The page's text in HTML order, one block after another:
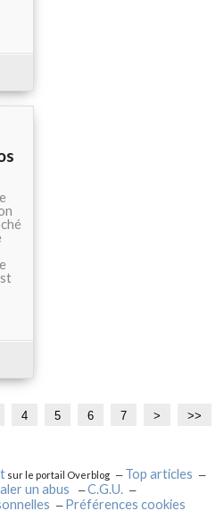
4 5 6 7 > >>
sur le portail Overblog
Top articles
un abus
C.G.U.
Préférences cookies